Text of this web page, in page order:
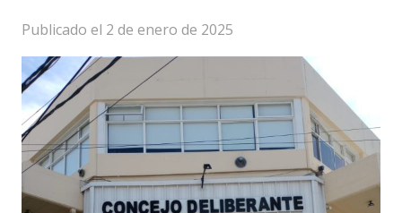
Publicado el 2 de enero de 2025